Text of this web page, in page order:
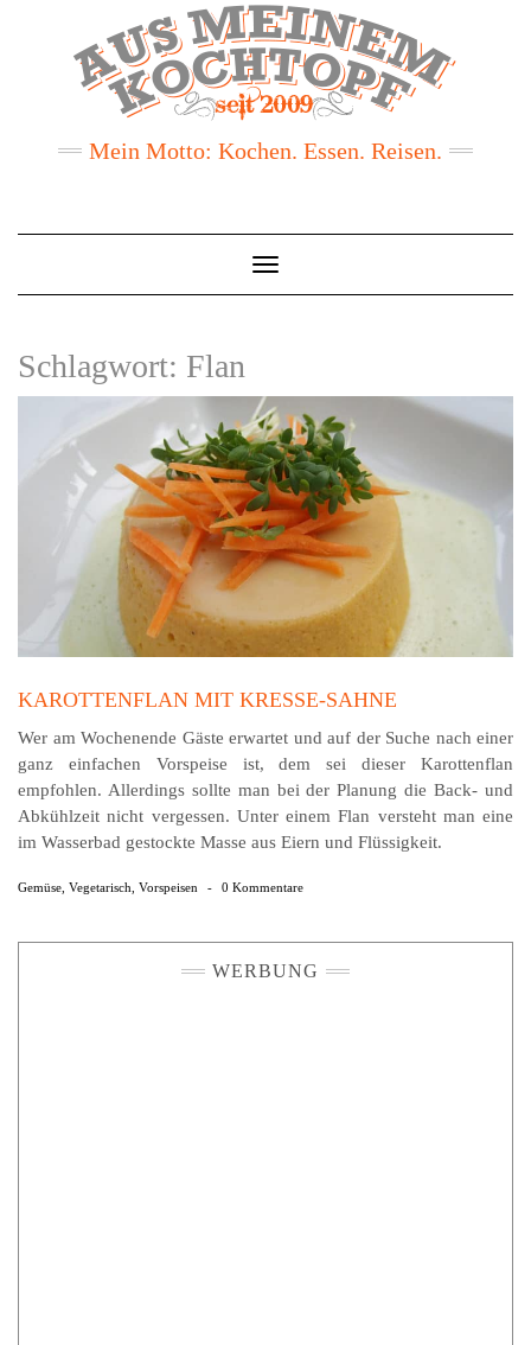
Mein Motto: Kochen. Essen. Reisen.
Toggle
Navigation
Schlagwort: Flan
KAROTTENFLAN MIT KRESSE-SAHNE
Wer am Wochenende Gäste erwartet und auf der Suche nach einer
ganz einfachen Vorspeise ist, dem sei dieser Karottenflan
empfohlen. Allerdings sollte man bei der Planung die Back- und
Abkühlzeit nicht vergessen. Unter einem Flan versteht man eine
im Wasserbad gestockte Masse aus Eiern und Flüssigkeit.
Gemüse Vegetarisch Vorspeisen - 0 Kommentare
WERBUNG